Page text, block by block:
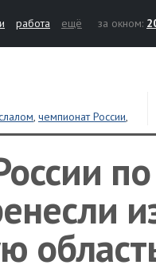
работа ещё за окном:
, чемпионат России,